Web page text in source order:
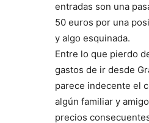
entradas son una
50 euros por una
y algo esquinada.
Entre lo que pierdo
gastos de ir desde
parece indecente el
algún familiar y
precios